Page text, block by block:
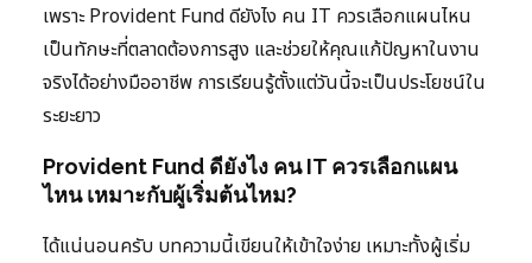
เพราะ Provident Fund ดียังไง คน IT ควรเลือกแผนไหน
เป็นทักษะที่ตลาดต้องการสูง และช่วยให้คุณแก้ปัญหาในงาน
จริงได้อย่างมืออาชีพ การเรียนรู้ตั้งแต่วันนี้จะเป็นประโยชน์ใน
ระยะยาว
Provident Fund ดียังไง คน IT ควรเลือกแผน
ไหน เหมาะกับผู้เริ่มต้นไหม?
ได้แน่นอนครับ บทความนี้เขียนให้เข้าใจง่าย เหมาะทั้งผู้เริ่ม